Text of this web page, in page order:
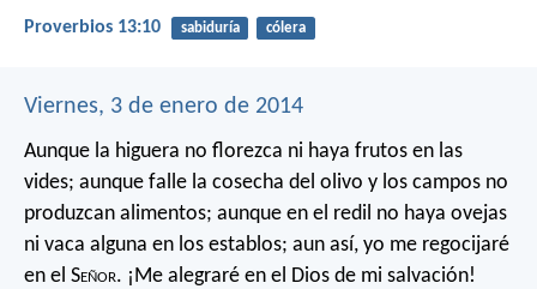
Proverbios 13:10 sabiduría cólera
Viernes, 3 de enero de 2014
Aunque la higuera no florezca ni haya frutos en las
vides; aunque falle la cosecha del olivo y los campos no
produzcan alimentos; aunque en el redil no haya ovejas
ni vaca alguna en los establos; aun así, yo me regocijaré
en el Señor. ¡Me alegraré en el Dios de mi salvación!